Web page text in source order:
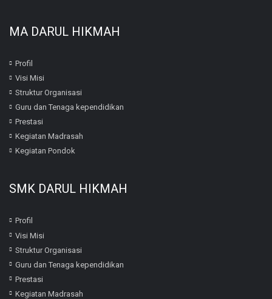
MA DARUL HIKMAH
Profil
Visi Misi
Struktur Organisasi
Guru dan Tenaga kependidikan
Prestasi
Kegiatan Madrasah
Kegiatan Pondok
SMK DARUL HIKMAH
Profil
Visi Misi
Struktur Organisasi
Guru dan Tenaga kependidikan
Prestasi
Kegiatan Madrasah